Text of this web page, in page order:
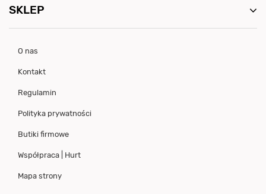
SKLEP
O nas
Kontakt
Regulamin
Polityka prywatności
Butiki firmowe
Współpraca | Hurt
Mapa strony